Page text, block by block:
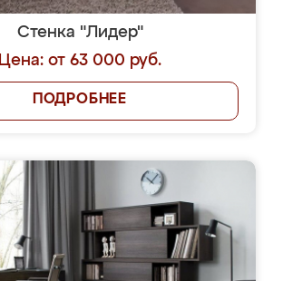
Стенка "Лидер"
Цена: от 63 000 руб.
ПОДРОБНЕЕ